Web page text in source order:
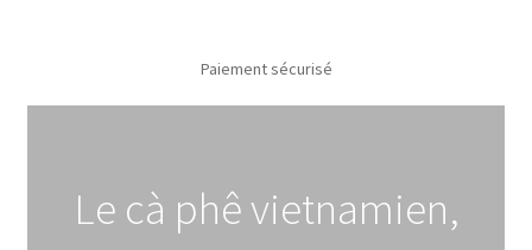
Paiement sécurisé
Le cà phê vietnamien,